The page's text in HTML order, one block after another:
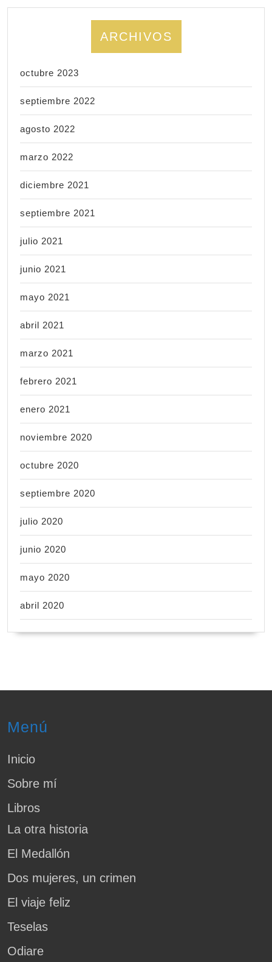
ARCHIVOS
octubre 2023
septiembre 2022
agosto 2022
marzo 2022
diciembre 2021
septiembre 2021
julio 2021
junio 2021
mayo 2021
abril 2021
marzo 2021
febrero 2021
enero 2021
noviembre 2020
octubre 2020
septiembre 2020
julio 2020
junio 2020
mayo 2020
abril 2020
Menú
Inicio
Sobre mí
Libros
La otra historia
El Medallón
Dos mujeres, un crimen
El viaje feliz
Teselas
Odiare